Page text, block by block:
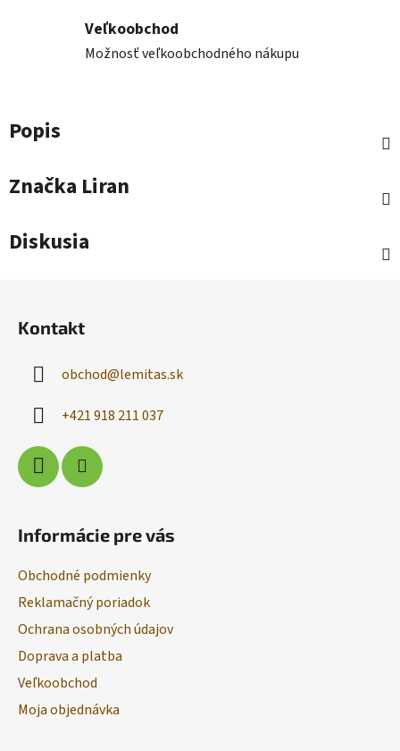
Veľkoobchod
Možnosť veľkoobchodného nákupu
Popis
Značka Liran
Diskusia
Kontakt
obchod@lemitas.sk
+421 918 211 037
Informácie pre vás
Obchodné podmienky
Reklamačný poriadok
Ochrana osobných údajov
Doprava a platba
Veľkoobchod
Moja objednávka